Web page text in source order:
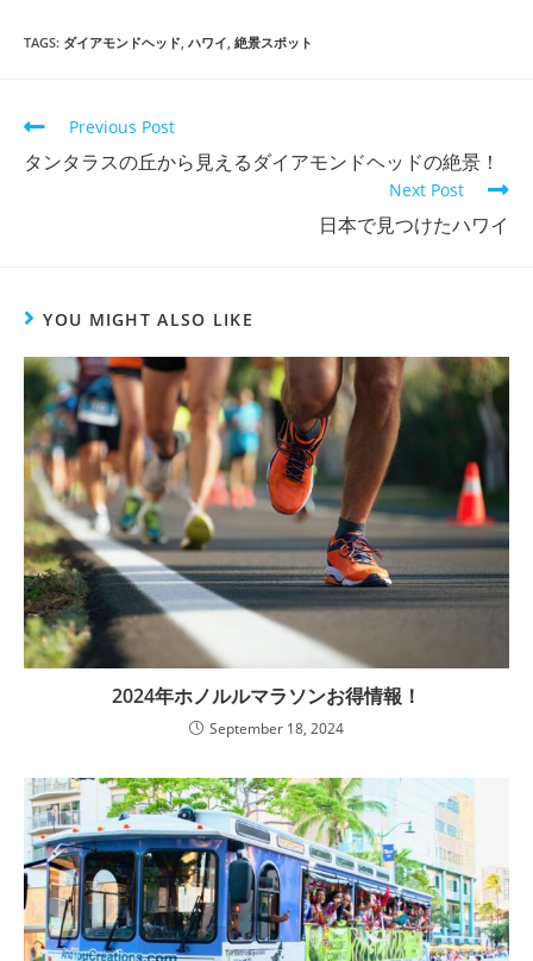
TAGS: ダイアモンドヘッド, ハワイ, 絶景スポット
Previous Post
タンタラスの丘から見えるダイアモンドヘッドの絶景！
Next Post
日本で見つけたハワイ
YOU MIGHT ALSO LIKE
2024年ホノルルマラソンお得情報！
September 18, 2024